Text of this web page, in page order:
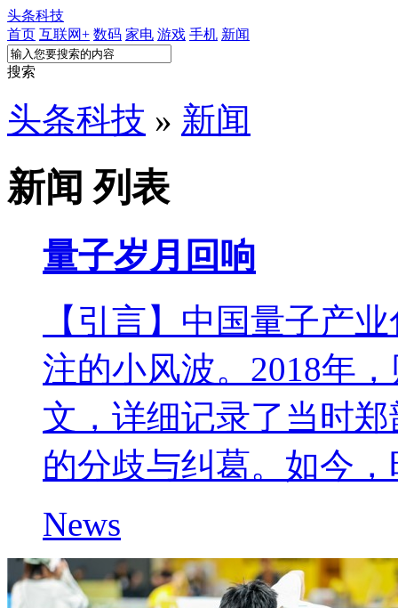
头条科技
首页 互联网+ 数码 家电 游戏 手机 新闻
搜索
头条科技 » 新闻
新闻 列表
量子岁月回响
【引言】中国量子产
注的小风波。2018年
文，详细记录了当时
的分歧与纠葛。如今，
News